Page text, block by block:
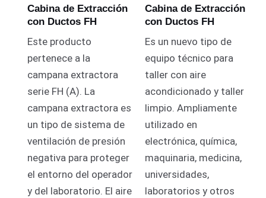
Cabina de Extracción
con Ductos FH
Este producto
pertenece a la
campana extractora
serie FH (A). La
campana extractora es
un tipo de sistema de
ventilación de presión
negativa para proteger
el entorno del operador
y del laboratorio. El aire
Cabina de Extracción
con Ductos FH
Es un nuevo tipo de
equipo técnico para
taller con aire
acondicionado y taller
limpio. Ampliamente
utilizado en
electrónica, química,
maquinaria, medicina,
universidades,
laboratorios y otros